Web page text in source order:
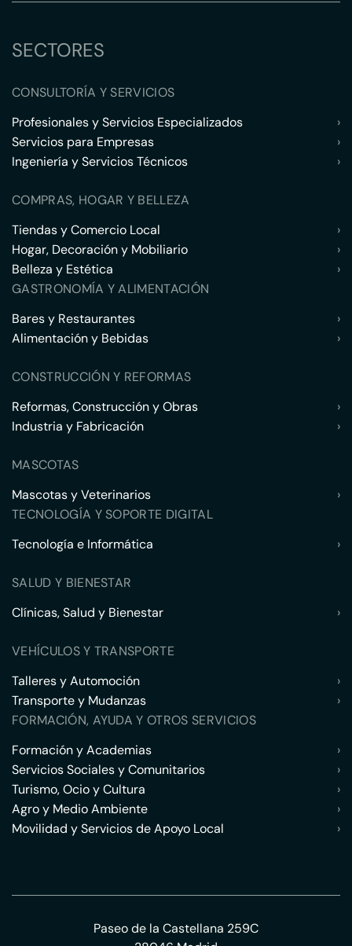
SECTORES
CONSULTORÍA Y SERVICIOS
Profesionales y Servicios Especializados
›
Servicios para Empresas
›
Ingeniería y Servicios Técnicos
›
COMPRAS, HOGAR Y BELLEZA
Tiendas y Comercio Local
›
Hogar, Decoración y Mobiliario
›
Belleza y Estética
›
GASTRONOMÍA Y ALIMENTACIÓN
Bares y Restaurantes
›
Alimentación y Bebidas
›
CONSTRUCCIÓN Y REFORMAS
Reformas, Construcción y Obras
›
Industria y Fabricación
›
MASCOTAS
Mascotas y Veterinarios
›
TECNOLOGÍA Y SOPORTE DIGITAL
Tecnología e Informática
›
SALUD Y BIENESTAR
Clínicas, Salud y Bienestar
›
VEHÍCULOS Y TRANSPORTE
Talleres y Automoción
›
Transporte y Mudanzas
›
FORMACIÓN, AYUDA Y OTROS SERVICIOS
Formación y Academias
›
Servicios Sociales y Comunitarios
›
Turismo, Ocio y Cultura
›
Agro y Medio Ambiente
›
Movilidad y Servicios de Apoyo Local
›
Paseo de la Castellana 259C